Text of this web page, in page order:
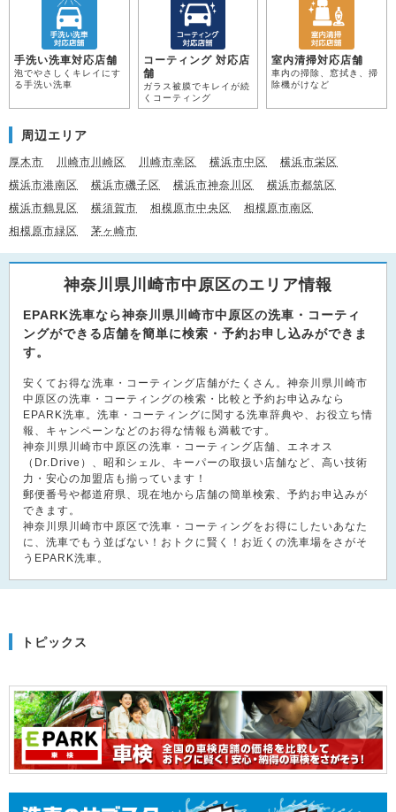
手洗い洗車対応店舗
泡でやさしくキレイにす
る手洗い洗車
コーティング 対応店
舗
ガラス被膜でキレイが続
くコーティング
室内清掃対応店舗
車内の掃除、窓拭き、掃
除機がけなど
周辺エリア
厚木市 川崎市川崎区 川崎市幸区 横浜市中区
横浜市栄区
横浜市港南区
横浜市磯子区 横浜市神奈川区
横浜市都筑区
横浜市鶴見区
横須賀市 相模原市中央区
相模原市南区
相模原市緑区
茅ヶ崎市
神奈川県川崎市中原区のエリア情報
EPARK洗車なら神奈川県川崎市中原区の洗車・コーティ
ングができる店舗を簡単に検索・予約お申し込みができま
す。
安くてお得な洗車・コーティング店舗がたくさん。神奈川県川崎市
中原区の洗車・コーティングの検索・比較と予約お申込みなら
EPARK洗車。洗車・コーティングに関する洗車辞典や、お役立ち情
報、キャンペーンなどのお得な情報も満載です。
神奈川県川崎市中原区の洗車・コーティング店舗、エネオス
（Dr.Drive）、昭和シェル、キーパーの取扱い店舗など、高い技術
力・安心の加盟店も揃っています！
郵便番号や都道府県、現在地から店舗の簡単検索、予約お申込みが
できます。
神奈川県川崎市中原区で洗車・コーティングをお得にしたいあなた
に、洗車でもう並ばない！おトクに賢く！お近くの洗車場をさがそ
うEPARK洗車。
トピックス